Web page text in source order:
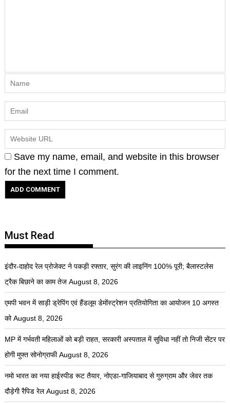
Save my name, email, and website in this browser
for the next time I comment.
Must Read
इंदौर-दाहोद रेल प्रोजेक्ट ने पकड़ी रफ्तार, सुरंग की लाइनिंग 100% पूरी; बैलास्टलेस
ट्रैक बिछाने का काम तेज August 8, 2026
एमपी भवन में साड़ी ड्रेपिंग एवं हैंडलूम डेमोंस्ट्रेशन प्रतियोगिता का आयोजन 10 अगस्त
को August 8, 2026
MP में गर्भवती महिलाओं को बड़ी राहत, सरकारी अस्पताल में सुविधा नहीं तो निजी सेंटर पर
होगी मुफ्त सोनोग्राफी August 8, 2026
नमो भारत का नया हाईस्पीड रूट तैयार, नोएडा-गाजियाबाद से गुरुग्राम और जेवर तक
दौड़ेगी रैपिड रेल August 8, 2026